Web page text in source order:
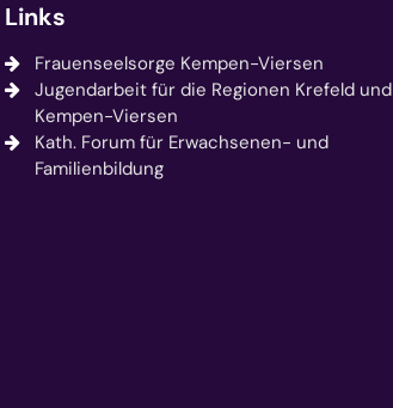
Links
Frauenseelsorge Kempen-Viersen
Jugendarbeit für die Regionen Krefeld und
Kempen-Viersen
Kath. Forum für Erwachsenen- und
Familienbildung